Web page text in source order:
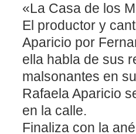
«La Casa de los
El productor y
Aparicio por
ella habla de sus
malsonantes en
Rafaela Aparicio
en la calle.
Finaliza con la